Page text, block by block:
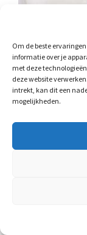
Om de beste
informatie over je
met deze
deze website
intrekt, kan dit een
mogelijkheden.
Keramische of
vloerbedekking
woonruimte.